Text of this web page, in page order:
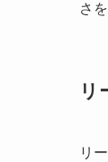
さ
リ
リ